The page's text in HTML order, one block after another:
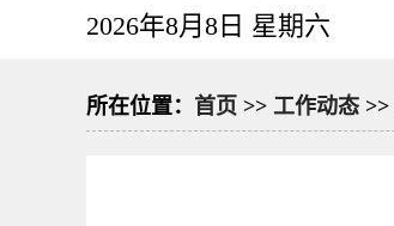
2026年8月8日 星期六
所在位置： 首页 >> 工作动态 >>